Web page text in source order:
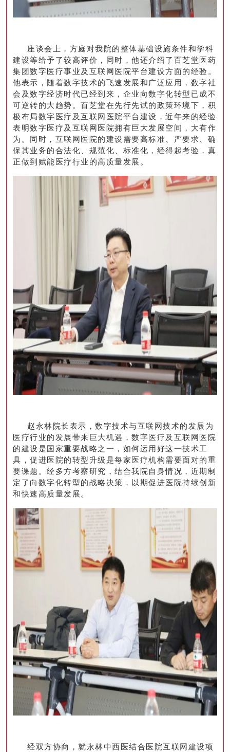
座谈会上，方庭对我院的整体基础设施条件和学科
建设等给予了较高评价，同时，他还介绍了百芝堂医药
集团数字医疗事业及互联网医院平台建设方面的经验。
他表示，随着数字技术的飞速发展和广泛应用，数字社
会及数字经济时代已经到来，企业向数字化转型已成不
可逆转的大趋势。百芝堂在先行先试的政策环境下，积
极布局数字医疗及互联网医院平台建设，近年来的经验
表明数字医疗及互联网医院拥有巨大发展空间，大有作
为。同时，互联网医院的建设需要高标准、严要求、确
保其业务的合法化、规范化、标准化，经得起考验，真
正做到赋能医疗行业的高质量发展。
赵永林院长表示，数字技术与互联网技术的发展为
医疗行业的发展带来巨大机遇，数字医疗及互联网医院
的建设是国家重要战略之一，如何运用好这一技术工
具，促进医院的转型升级是每家医疗机构需要面对的重
要课题。经多方考察研究，结合我院自身情况，近期制
定了向数字化转型的战略决策，以期促进医院持续创新
和快速高质量发展。
经双方协商，就永林中西医结合医院互联网建设项